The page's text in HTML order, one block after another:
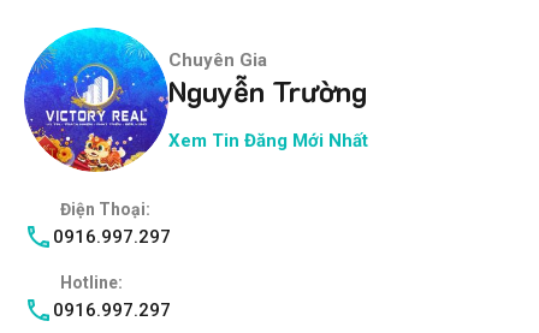
Chuyên Gia
Nguyễn Trường
Xem Tin Đăng Mới Nhất
Điện Thoại:
0916.997.297
Hotline:
0916.997.297